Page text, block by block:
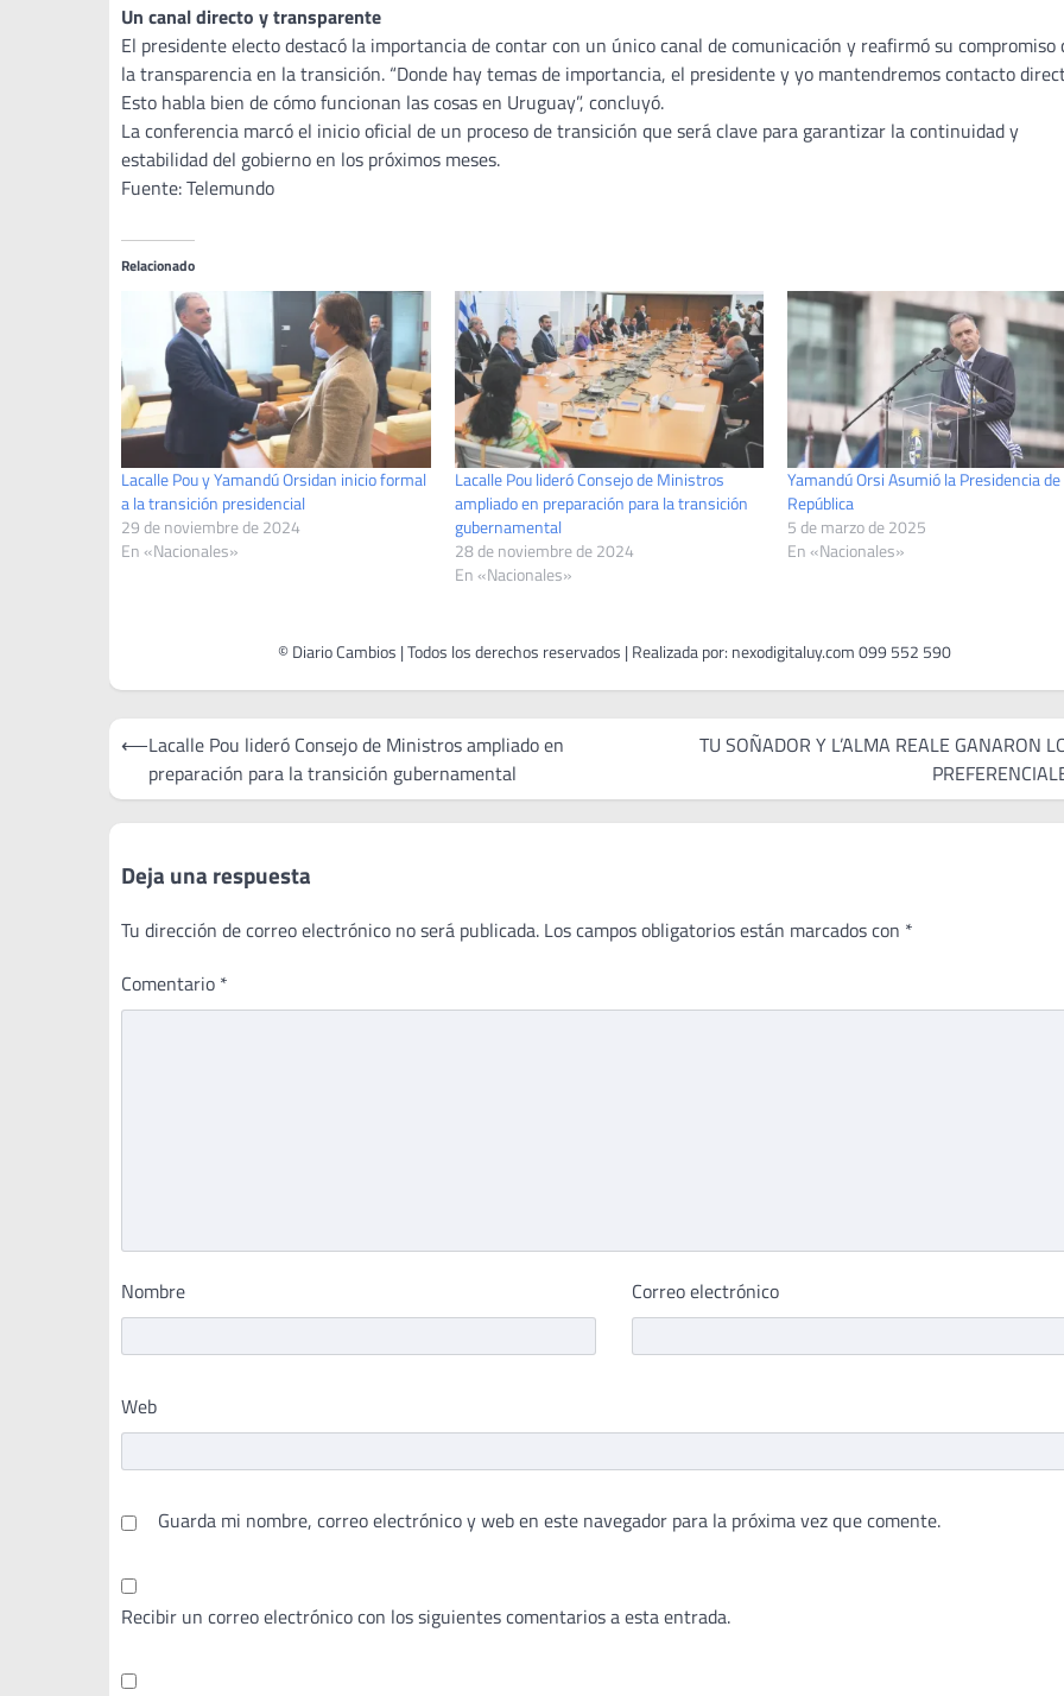
Un canal directo y transparente
El presidente electo destacó la importancia de contar con un único canal de comunicación y reafirmó su compromiso
la transparencia en la transición. “Donde hay temas de importancia, el presidente y yo mantendremos contacto
Esto habla bien de cómo funcionan las cosas en Uruguay”, concluyó.
La conferencia marcó el inicio oficial de un proceso de transición que será clave para garantizar la continuidad y
estabilidad del gobierno en los próximos meses.
Fuente: Telemundo
Relacionado
Lacalle Pou y Yamandú Orsidan inicio formal
a la transición presidencial
29 de noviembre de 2024
En «Nacionales»
Lacalle Pou lideró Consejo de Ministros
ampliado en preparación para la transición
gubernamental
28 de noviembre de 2024
En «Nacionales»
Yamandú Orsi Asumió la Presidencia
República
5 de marzo de 2025
En «Nacionales»
Navegación
entradas
⟵Lacalle Pou lideró Consejo de Ministros ampliado en
preparación para la transición gubernamental
TU SOÑADOR Y L’ALMA REALE GANARON
Deja una respuesta
Tu dirección de correo electrónico no será publicada. Los campos obligatorios están marcados con *
Comentario *
Nombre Correo electrónico
Web
Guarda mi nombre, correo electrónico y web en este navegador para la próxima vez que comente.
Recibir un correo electrónico con los siguientes comentarios a esta entrada.